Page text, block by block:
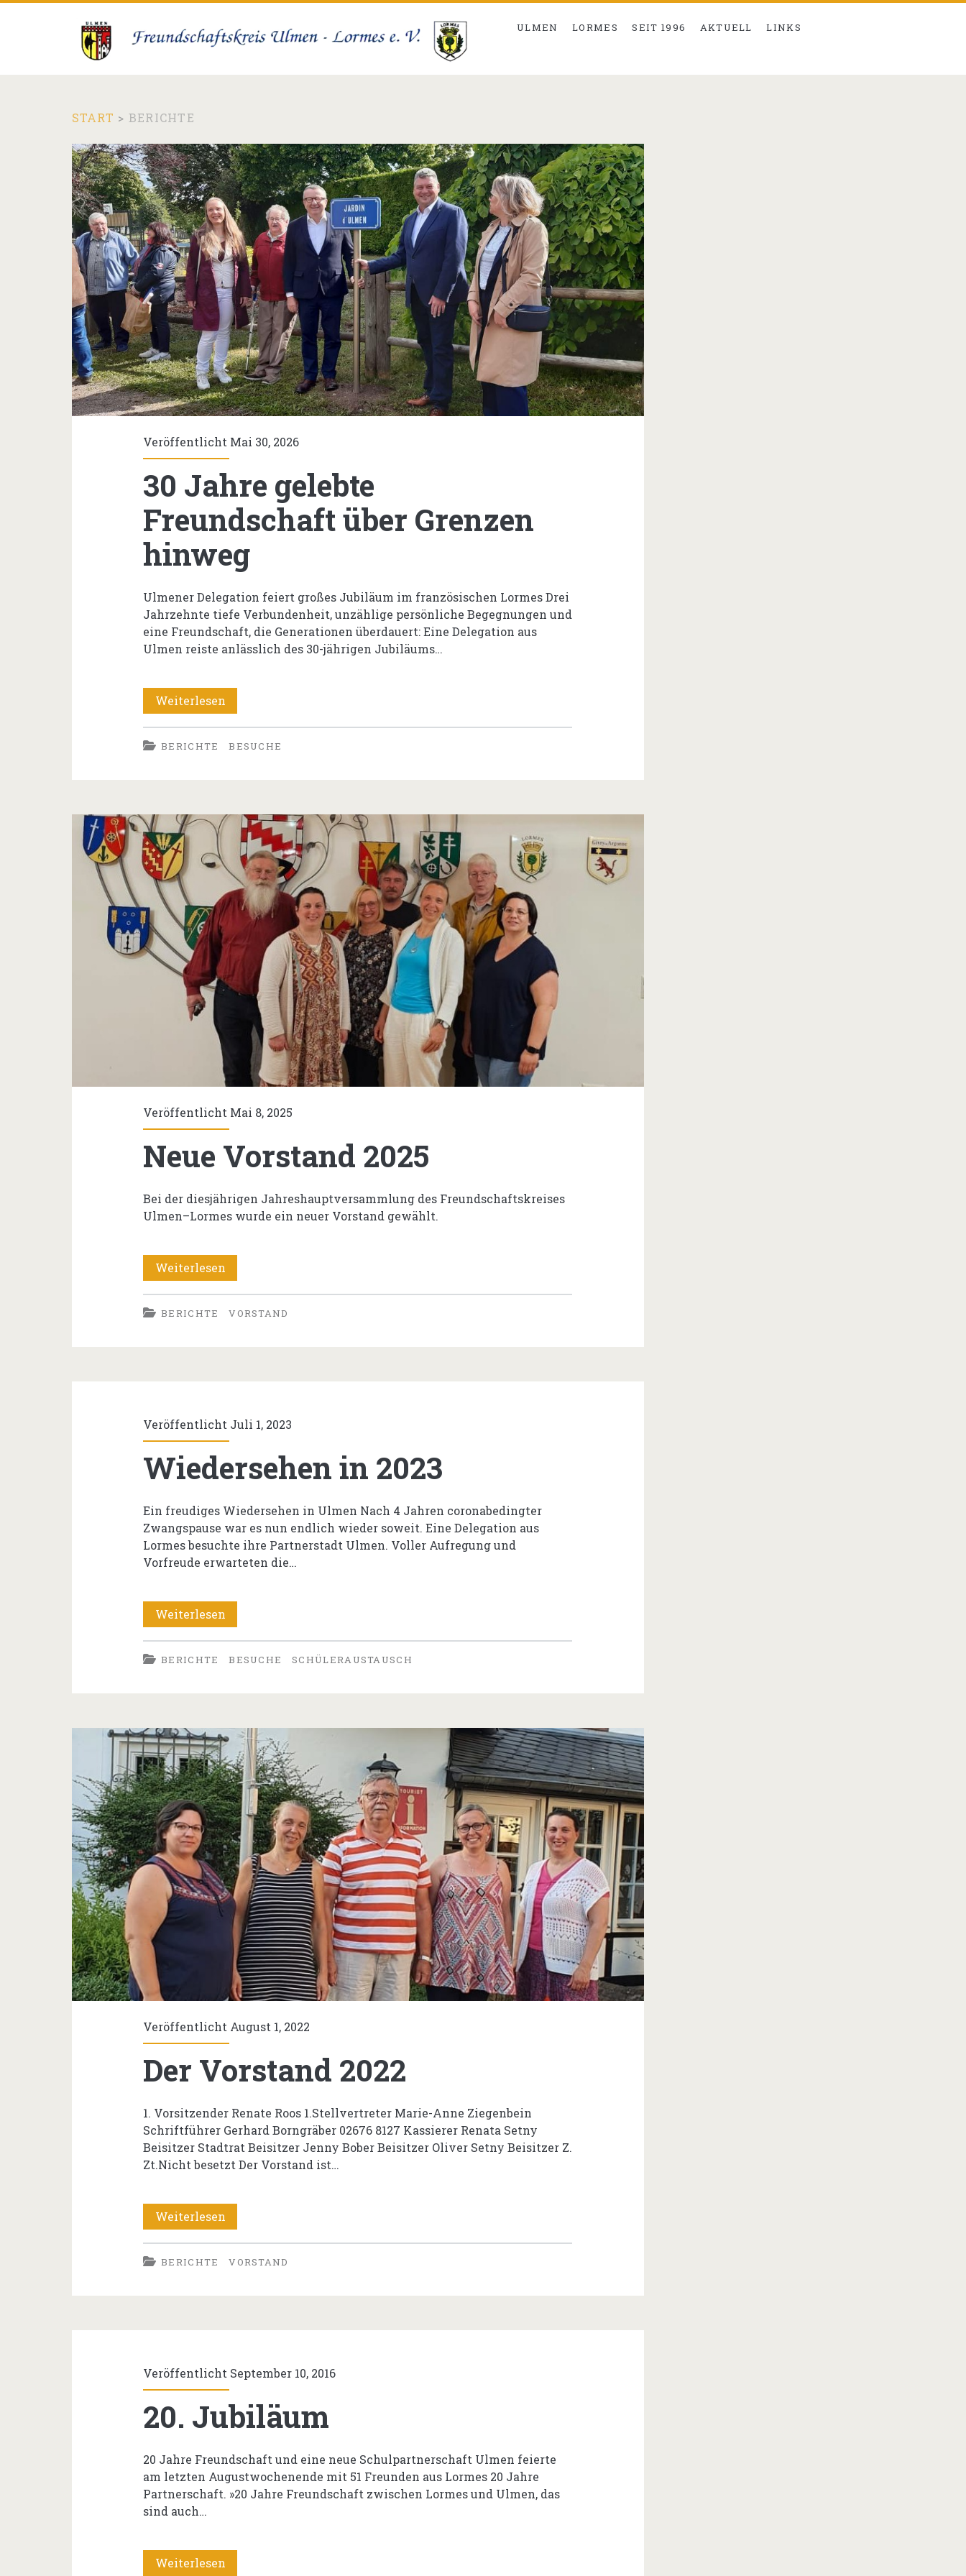
ULMEN LORMES SEIT 1996 AKTUELL LINKS
START > BERICHTE
Kategorie:
<span>Berichte</span>
Veröffentlicht Mai 30, 2026
30 Jahre gelebte
Freundschaft über Grenzen
hinweg
Ulmener Delegation feiert großes Jubiläum im französischen Lormes Drei
Jahrzehnte tiefe Verbundenheit, unzählige persönliche Begegnungen und
eine Freundschaft, die Generationen überdauert: Eine Delegation aus
Ulmen reiste anlässlich des 30-jährigen Jubiläums…
Weiterlesen
Jahre
gelebte
Grenzen
hinweg
BERICHTE BESUCHE
Veröffentlicht Mai 8, 2025
Neue Vorstand 2025
Bei der diesjährigen Jahreshauptversammlung des Freundschaftskreises
Ulmen–Lormes wurde ein neuer Vorstand gewählt.
WeiterlesenNeue
Vorstand
2025
BERICHTE VORSTAND
Veröffentlicht Juli 1, 2023
Wiedersehen in 2023
Ein freudiges Wiedersehen in Ulmen Nach 4 Jahren coronabedingter
Zwangspause war es nun endlich wieder soweit. Eine Delegation aus
Lormes besuchte ihre Partnerstadt Ulmen. Voller Aufregung und
Vorfreude erwarteten die…
WeiterlesenWiedersehen
in
2023
BERICHTE BESUCHE SCHÜLERAUSTAUSCH
Veröffentlicht August 1, 2022
Der Vorstand 2022
1. Vorsitzender Renate Roos 1.Stellvertreter Marie-Anne Ziegenbein
Schriftführer Gerhard Borngräber 02676 8127 Kassierer Renata Setny
Beisitzer Stadtrat Beisitzer Jenny Bober Beisitzer Oliver Setny Beisitzer Z.
Zt.Nicht besetzt Der Vorstand ist…
Weiterlesen
Vorstand
2022
BERICHTE VORSTAND
Veröffentlicht September 10, 2016
20. Jubiläum
20 Jahre Freundschaft und eine neue Schulpartnerschaft Ulmen feierte
am letzten Augustwochenende mit 51 Freunden aus Lormes 20 Jahre
Partnerschaft. »20 Jahre Freundschaft zwischen Lormes und Ulmen, das
sind auch…
Weiterlesen